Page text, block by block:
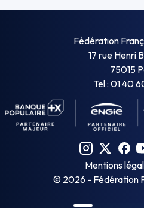
Fédération
17 rue Henri
75015
Tel : 01 40
Mentions
© 2026 - Fédération